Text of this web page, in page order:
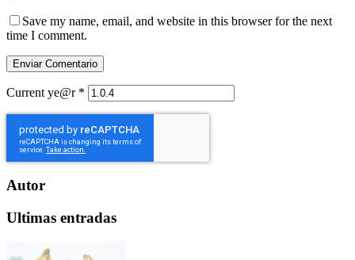
Save my name, email, and website in this browser for the next
time I comment.
Current ye@r *
Autor
Ultimas entradas